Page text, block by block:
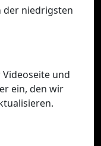
der niedrigsten
und
ein, den wir